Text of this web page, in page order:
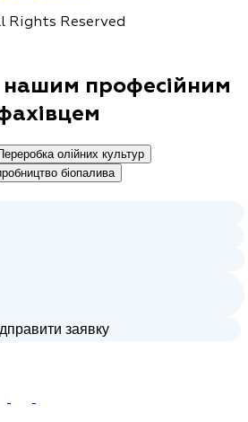
Reserved
нашим професійним
олійних культур
біопалива